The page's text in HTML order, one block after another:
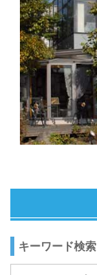
キーワード検索